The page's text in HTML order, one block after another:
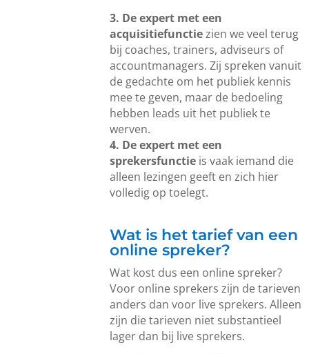
3. De expert met een
acquisitiefunctiezien we veel terug
bij coaches, trainers, adviseurs of
accountmanagers. Zij spreken vanuit
de gedachte om het publiek kennis
mee te geven, maar de bedoeling
hebben leads uit het publiek te
werven.
4. De expert met een
sprekersfunctieis vaak iemand die
alleen lezingen geeft en zich hier
volledig op toelegt.
Wat is het tarief van een
online spreker?
Wat kost dus een online spreker?
Voor online sprekers zijn de tarieven
anders dan voor live sprekers. Alleen
zijn die tarieven niet substantieel
lager dan bij live sprekers.